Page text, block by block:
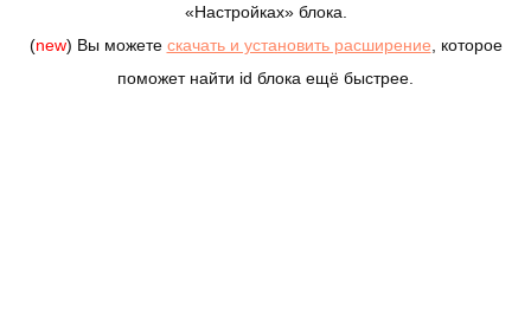
«Настройках» блока.
(new) Вы можете скачать и установить расширение , которое
поможет найти id блока ещё быстрее.